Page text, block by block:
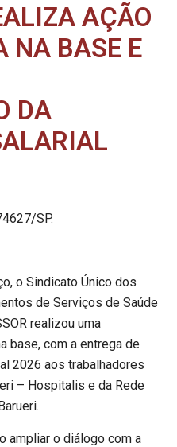
AÇÃO
NA BASE E
DA
SP.
o Sindicato Único dos
de Serviços de Saúde
realizou uma
base, com a entrega de
2026 aos trabalhadores
– Hospitalis e da Rede
ampliar o diálogo com a